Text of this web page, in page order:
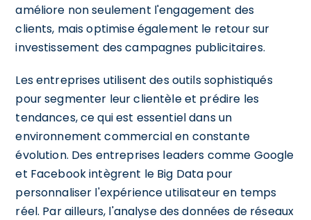
améliore non seulement l'engagement des
clients, mais optimise également le retour sur
investissement des campagnes publicitaires.
Les entreprises utilisent des outils sophistiqués
pour segmenter leur clientèle et prédire les
tendances, ce qui est essentiel dans un
environnement commercial en constante
évolution. Des entreprises leaders comme Google
et Facebook intègrent le Big Data pour
personnaliser l'expérience utilisateur en temps
réel. Par ailleurs, l'analyse des données de réseaux